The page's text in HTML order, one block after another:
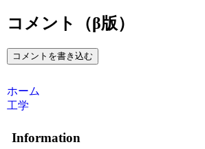
コメント（β版）
コメントを書き込む
ホーム
工学
Information